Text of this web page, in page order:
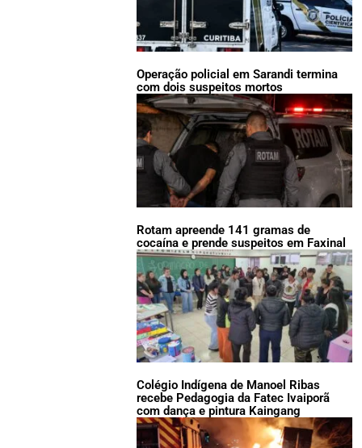
Operação policial em Sarandi termina
com dois suspeitos mortos
Rotam apreende 141 gramas de
cocaína e prende suspeitos em Faxinal
Colégio Indígena de Manoel Ribas
recebe Pedagogia da Fatec Ivaiporã
com dança e pintura Kaingang